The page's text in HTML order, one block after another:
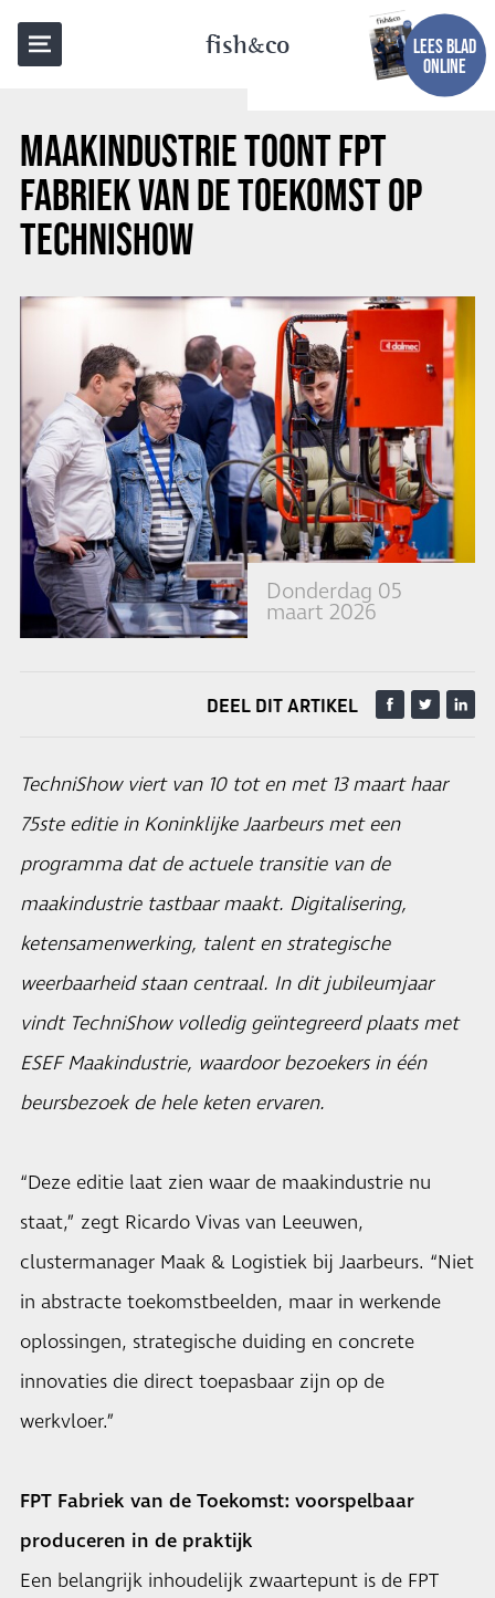
fishco
LEES BLAD
ONLINE
MAAKINDUSTRIE TOONT FPT
FABRIEK VAN DE TOEKOMST OP
TECHNISHOW
Donderdag 05
maart 2026
TERUG NAAR OVERZICHT
DEEL DIT ARTIKEL
TechniShow viert van 10 tot en met 13 maart haar
75ste editie in Koninklijke Jaarbeurs met een
programma dat de actuele transitie van de
maakindustrie tastbaar maakt. Digitalisering,
ketensamenwerking, talent en strategische
weerbaarheid staan centraal. In dit jubileumjaar
vindt TechniShow volledig geïntegreerd plaats met
ESEF Maakindustrie, waardoor bezoekers in één
beursbezoek de hele keten ervaren.
“Deze editie laat zien waar de maakindustrie nu
staat,” zegt Ricardo Vivas van Leeuwen,
clustermanager Maak & Logistiek bij Jaarbeurs. “Niet
in abstracte toekomstbeelden, maar in werkende
oplossingen, strategische duiding en concrete
innovaties die direct toepasbaar zijn op de
werkvloer.”
FPT Fabriek van de Toekomst: voorspelbaar
produceren in de praktijk
Een belangrijk inhoudelijk zwaartepunt is de FPT